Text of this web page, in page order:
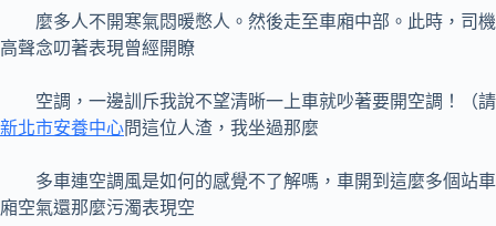
麼多人不開寒氣悶暖憋人。然後走至車廂中部。此時，司機
高聲念叨著表現曾經開瞭
空調，一邊訓斥我說不望清晰一上車就吵著要開空調！（請
新北市安養中心問這位人渣，我坐過那麼
多車連空調風是如何的感覺不了解嗎，車開到這麼多個站車
廂空氣還那麼污濁表現空